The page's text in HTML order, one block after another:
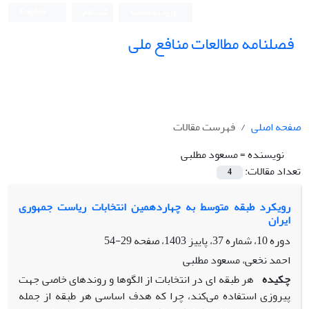
فصلنامه مطالعات منافع ملی
صفحه اصلی
فهرست مقالات
نویسنده =مسعود مطلبی
تعداد مقالات:
4
رویکرد طبقه متوسط به چهاردهمین انتخابات ریاست جمهوری
ایران
دوره 10، شماره 37، پاییز 1403، صفحه
29-54
احمد نخعی، مسعود مطلبی
چکیده هر طبقه ­ای در انتخابات از الگوها و روندهای خاصی جهت
پیروزی استفاده می‌کند، چرا که هدف اساسی هر طبقه از جمله